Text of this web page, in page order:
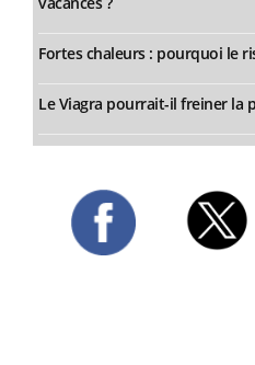
Fortes chaleurs : pourquoi le
Le Viagra pourrait-il freiner la